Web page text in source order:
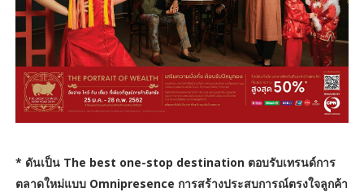
* ดันเป็น The best one-stop destination ตอบรับเทรนด์การ
ตลาดใหม่แบบ Omnipresence การสร้างประสบการณ์ตรงใจลูกค้า